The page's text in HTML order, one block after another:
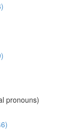
pronouns)